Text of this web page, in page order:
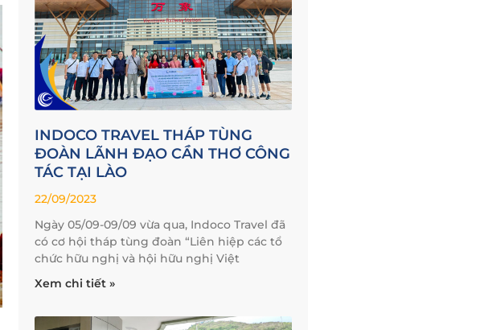
INDOCO TRAVEL THÁP TÙNG
ĐOÀN LÃNH ĐẠO CẦN THƠ CÔNG
TÁC TẠI LÀO
22/09/2023
Ngày 05/09-09/09 vừa qua, Indoco Travel đã
có cơ hội tháp tùng đoàn “Liên hiệp các tổ
chức hữu nghị và hội hữu nghị Việt
Xem chi tiết »